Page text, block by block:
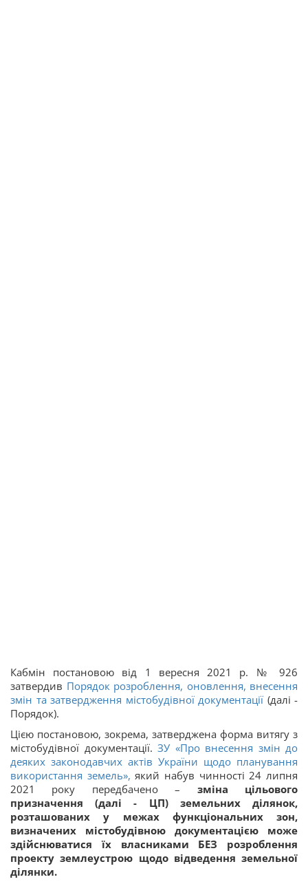
Кабмін постановою від 1 вересня 2021 р. № 926
затвердив Порядок розроблення, оновлення, внесення
змін та затвердження містобудівної документації (далі -
Порядок).
Цією постановою, зокрема, затверджена форма витягу з
містобудівної документації. ЗУ «Про внесення змін до
деяких законодавчих актів України щодо планування
використання земель», який набув чинності 24 липня
2021 року передбачено – зміна цільового
призначення (далі - ЦП) земельних ділянок,
розташованих у межах функціональних зон,
визначених містобудівною документацією може
здійснюватися їх власниками БЕЗ розроблення
проекту землеустрою щодо відведення земельної
ділянки.